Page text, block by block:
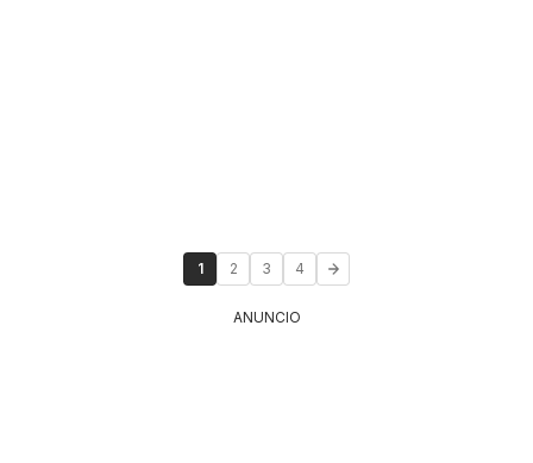
1 2 3 4
ANUNCIO